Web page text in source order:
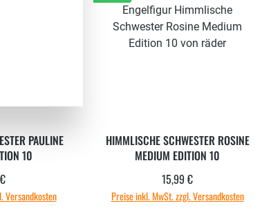
PAULINE
10
Preis:
Versandkosten
HIMMLISCHE SCHWESTER ROSINE
MEDIUM EDITION 10
Regulärer Preis:
15,99 €
Preise inkl. MwSt. zzgl. Versandkosten